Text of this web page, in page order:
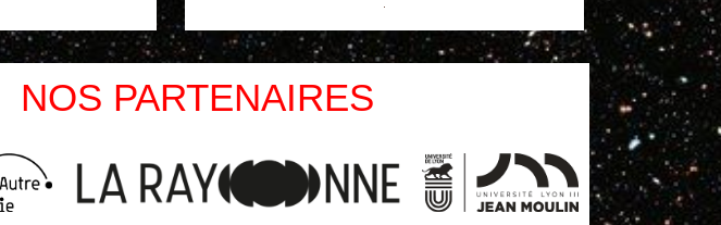
NOS PARTENAIRES